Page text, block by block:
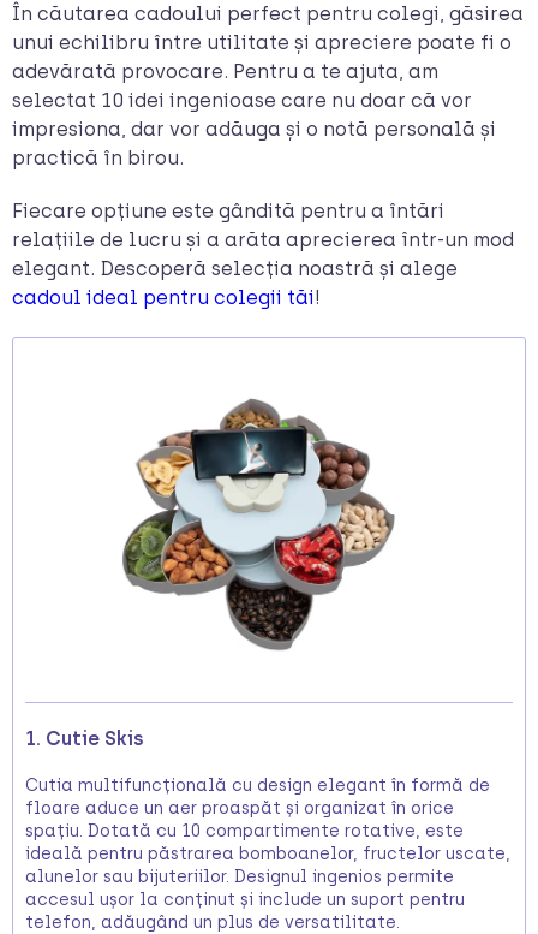
În căutarea cadoului perfect pentru colegi, găsirea
unui echilibru între utilitate și apreciere poate fi o
adevărată provocare. Pentru a te ajuta, am
selectat 10 idei ingenioase care nu doar că vor
impresiona, dar vor adăuga și o notă personală și
practică în birou.
Fiecare opțiune este gândită pentru a întări
relațiile de lucru și a arăta aprecierea într-un mod
elegant. Descoperă selecția noastră și alege
cadoul ideal pentru colegii tăi!
1. Cutie Skis
Cutia multifuncțională cu design elegant în formă de
floare aduce un aer proaspăt și organizat în orice
spațiu. Dotată cu 10 compartimente rotative, este
ideală pentru păstrarea bomboanelor, fructelor uscate,
alunelor sau bijuteriilor. Designul ingenios permite
accesul ușor la conținut și include un suport pentru
telefon, adăugând un plus de versatilitate.